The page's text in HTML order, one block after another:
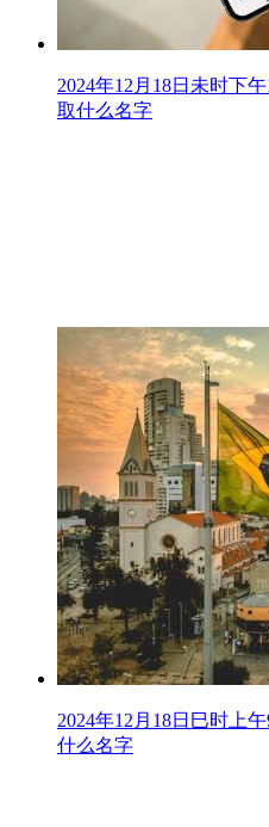
2024年12月18日未时下
取什么名字
2024年12月18日巳时上
什么名字